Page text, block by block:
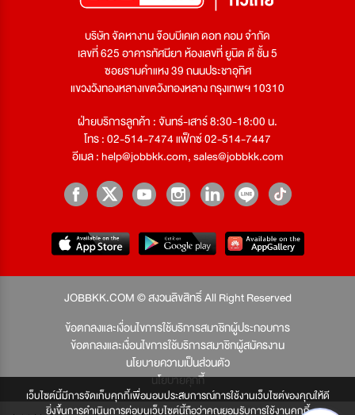
เว็บไซต์นี้มีการจัดเก็บคุกกี้เพื่อมอบประสบการณ์การใช้งานเว็บไซต์ของคุณให้ดี
ยิ่งขึ้นการดำเนินการต่อบนเว็บไซต์นี้ถือว่าคุณยอมรับการใช้งานคุกกี้
บริษัท จัดหางาน จ๊อบบีเคเค ดอท คอม จำกัด
เลขที่ 625 อาคารทัศนียา ห้องเลขที่ ยูนิต ดี ชั้น 5
ซอยรามคำแหง 39 ถนนประชาอุทิศ
แขวงวังทองหลางเขตวังทองหลาง กรุงเทพฯ 10310
ฝ่ายบริการลูกค้า : จันทร์-เสาร์ 8:30-18:00 น.
โทร : 02-514-7474 แฟ็กซ์ 02-514-7447
อีเมล :help@jobbkk.com,sales@jobbkk.com
JOBBKK.COM © สงวนลิขสิทธิ์ All Right Reserved
ข้อตกลงและเงื่อนไขการใช้บริการสมาชิกผู้ประกอบการ
ข้อตกลงและเงื่อนไขการใช้บริการสมาชิกผู้สมัครงาน
นโยบายความเป็นส่วนตัว
นโยบายคุกกี้